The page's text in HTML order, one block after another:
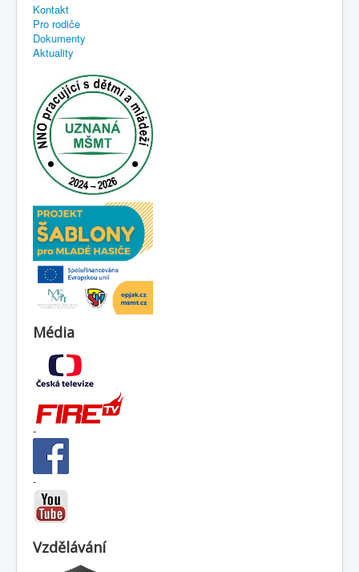
Kontakt
Pro rodiče
Dokumenty
Aktuality
Média
-
-
Vzdělávání